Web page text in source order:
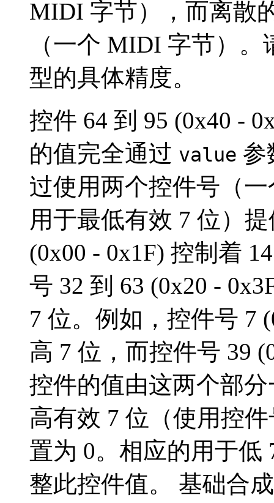
MIDI 字节），而离散
（一个 MIDI 字节）
型的具体精度。
控件 64 到 95 (0x40 -
的值完全通过 value 参
过使用两个控件号（
用于最低有效 7 位）
(0x00 - 0x1F) 控制着
号 32 到 63 (0x20 -
7 位。例如，控件号 7
高 7 位，而控件号 39
控件的值由这两个部
高有效 7 位（使用控
置为 0。相应的用于低
整此控件值。 基础合